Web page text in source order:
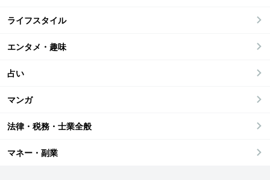
ライフスタイル
エンタメ・趣味
占い
マンガ
法律・税務・士業全般
マネー・副業